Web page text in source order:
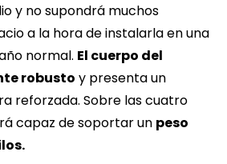
y no supondrá muchos
a la hora de instalarla en una
normal. El cuerpo del
robusto y presenta un
reforzada. Sobre las cuatro
capaz de soportar un peso